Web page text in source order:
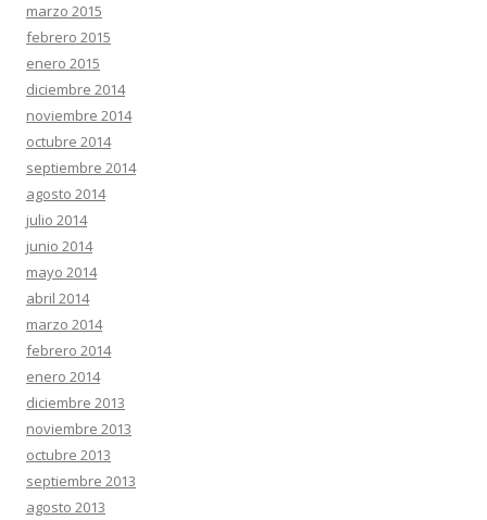
marzo 2015
febrero 2015
enero 2015
diciembre 2014
noviembre 2014
octubre 2014
septiembre 2014
agosto 2014
julio 2014
junio 2014
mayo 2014
abril 2014
marzo 2014
febrero 2014
enero 2014
diciembre 2013
noviembre 2013
octubre 2013
septiembre 2013
agosto 2013